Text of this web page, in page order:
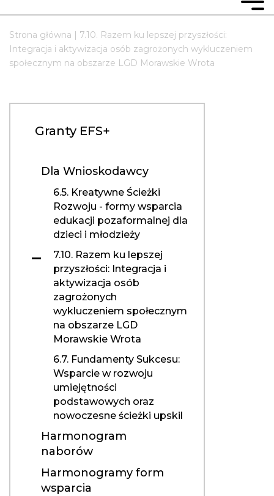
Strona główna | 7.10. Razem ku lepszej przyszłości:
Integracja i aktywizacja osób zagrożonych wykluczeniem
społecznym na obszarze LGD Morawskie Wrota
Granty EFS+
Dla Wnioskodawcy
6.5. Kreatywne Ścieżki
Rozwoju - formy wsparcia
edukacji pozaformalnej dla
dzieci i młodzieży
7.10. Razem ku lepszej
przyszłości: Integracja i
aktywizacja osób
zagrożonych
wykluczeniem społecznym
na obszarze LGD
Morawskie Wrota
6.7. Fundamenty Sukcesu:
Wsparcie w rozwoju
umiejętności
podstawowych oraz
nowoczesne ścieżki upskil
Harmonogram
naborów
Harmonogramy form
wsparcia